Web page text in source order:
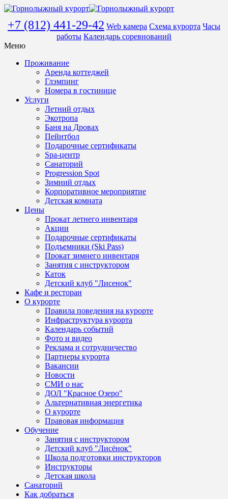
+7 (812) 441-29-42 Web камера Схема курорта Часы
работы Календарь соревнований
Меню
Проживание
Аренда коттеджей
Глэмпинг
Номера в гостинице
Услуги
Летний отдых
Экотропа
Баня на Дровах
Пейнтбол
Подарочные сертификаты
Spa-центр
Санаторий
Progression Spot
Зимний отдых
Корпоративное мероприятие
Детская комната
Цены
Прокат летнего инвентаря
Акции
Подарочные сертификаты
Подъемники (Ski Pass)
Прокат зимнего инвентаря
Занятия с инструктором
Каток
Детский клуб "Лисенок"
Кафе и ресторан
О курорте
Правила поведения на курорте
Инфраструктура курорта
Календарь событий
Фото и видео
Реклама и сотрудничество
Партнеры курорта
Вакансии
Новости
СМИ о нас
ДОЛ "Красное Озеро"
Альтернативная энергетика
О курорте
Правовая информация
Обучение
Занятия с инструктором
Детский клуб "Лисёнок"
Школа подготовки инструкторов
Инструкторы
Детская школа
Санаторий
Как добраться